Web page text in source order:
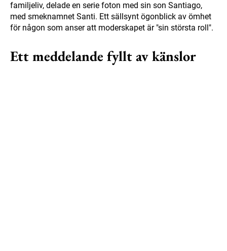
familjeliv, delade en serie foton med sin son Santiago,
med smeknamnet Santi. Ett sällsynt ögonblick av ömhet
för någon som anser att moderskapet är "sin största roll".
Ett meddelande fyllt av känslor